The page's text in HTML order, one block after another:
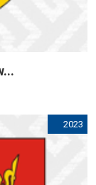
2023